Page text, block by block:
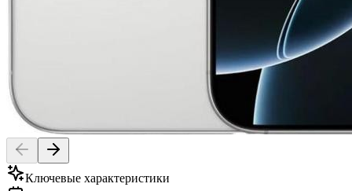
Ключевые характеристики